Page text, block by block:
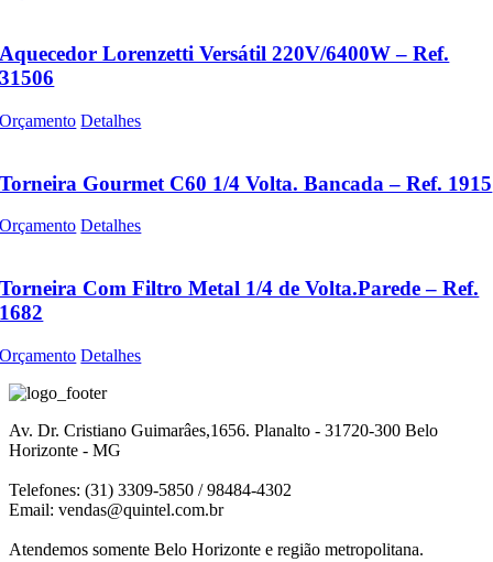
Aquecedor Lorenzetti Versátil 220V/6400W – Ref.
31506
Orçamento Detalhes
Torneira Gourmet C60 1/4 Volta. Bancada – Ref. 1915
Orçamento Detalhes
Torneira Com Filtro Metal 1/4 de Volta.Parede – Ref.
1682
Orçamento Detalhes
Av. Dr. Cristiano Guimarâes,1656. Planalto - 31720-300 Belo
Horizonte - MG
Telefones: (31) 3309-5850 / 98484-4302
Email: vendas@quintel.com.br
Atendemos somente Belo Horizonte e região metropolitana.